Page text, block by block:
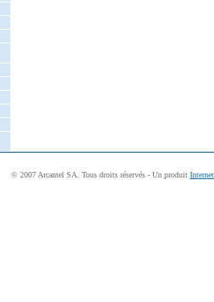
© 2007 Arcantel SA. Tous droits réservés - Un produit